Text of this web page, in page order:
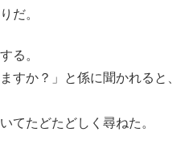
だ。
る。
すか？」と係に聞かれると、
てたどたどしく尋ねた。